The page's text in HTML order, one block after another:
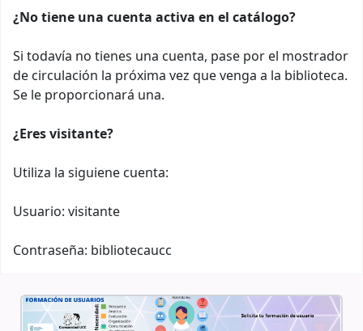
¿No tiene una cuenta activa en el catálogo?
Si todavía no tienes una cuenta, pase por el mostrador
de circulación la próxima vez que venga a la biblioteca.
Se le proporcionará una.
¿Eres visitante?
Utiliza la siguiene cuenta:
Usuario: visitante
Contraseña: bibliotecaucc